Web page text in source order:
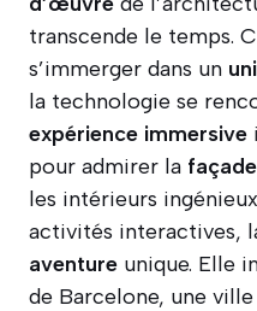
transcende le temps.
s’immerger dans un
la technologie se
expérience immersive
pour admirer la façade
les intérieurs
activités interactives,
aventure unique. Elle
de Barcelone, une